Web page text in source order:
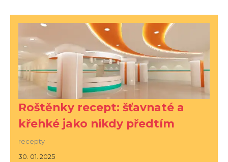
Roštěnky recept: šťavnaté a
křehké jako nikdy předtím
recepty
30. 01. 2025